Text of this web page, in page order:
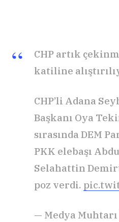
CHP artık
katiline
CHP’li Adana
Başkanı Oya
sırasında DEM
PKK elebaşı
Selahattin
poz verdi.
— Medya